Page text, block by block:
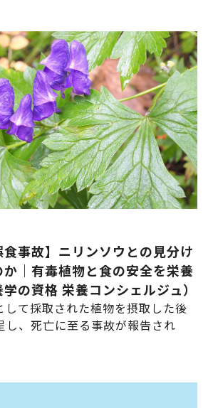
食事故】ニリンソウとの見分け
｜有毒植物と食の安全を栄養
の資格 栄養コンシェルジュ）
して採取された植物を摂取した後
し、死亡に至る事故が報告され